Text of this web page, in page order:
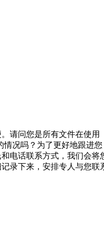
请问您是所有文件在使用
情况吗？为了更好地跟进您
电话联系方式，我们会将
录下来，安排专人与您联